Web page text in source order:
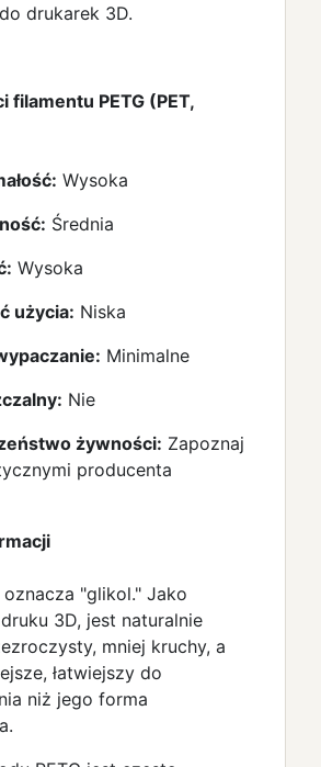
drukarek 3D.
filamentu PETG (PET,
Wysoka
Średnia
Wysoka
użycia: Niska
Minimalne
Nie
żywności: Zapoznaj
producenta
oznacza "glikol." Jako
3D, jest naturalnie
mniej kruchy, a
łatwiejszy do
niż jego forma